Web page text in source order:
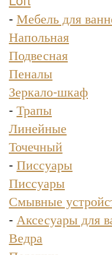
-Мебель для
Напольная
Подвесная
Пеналы
Зеркало-шкаф
-Трапы
Линейные
Точечный
-Писсуары
Писсуары
Смывные
-Аксесуары для
Ведра